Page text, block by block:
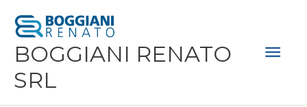
contenuto
BOGGIANI RENATO
SRL